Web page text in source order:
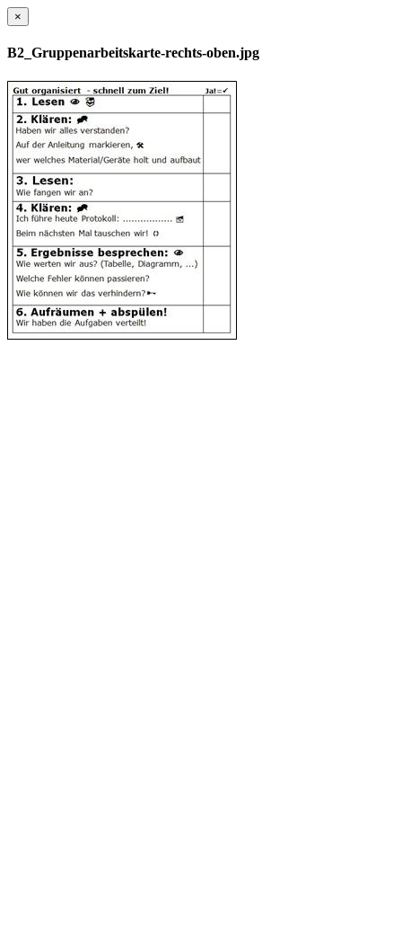
×
B2_Gruppenarbeitskarte-rechts-oben.jpg